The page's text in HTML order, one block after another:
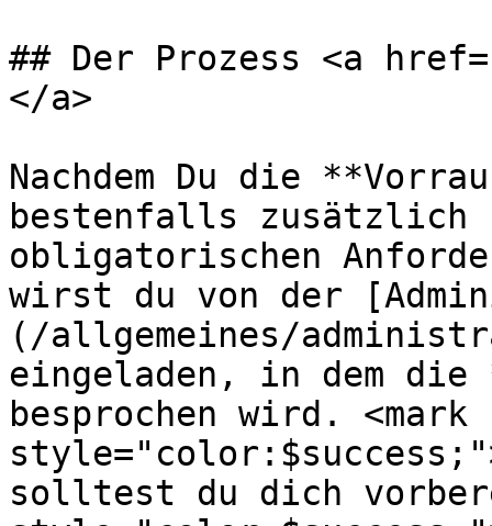
## Der Prozess <a
</a>
Nachdem Du die
bestenfalls zusätzlich
obligatorischen
wirst du von der
(/allgemeines/
eingeladen, in dem die
besprochen wird. <mark
solltest du dich